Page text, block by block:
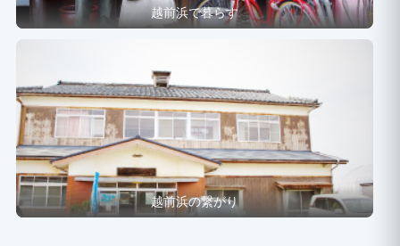
越前浜で暮らす
越前浜の繋がり